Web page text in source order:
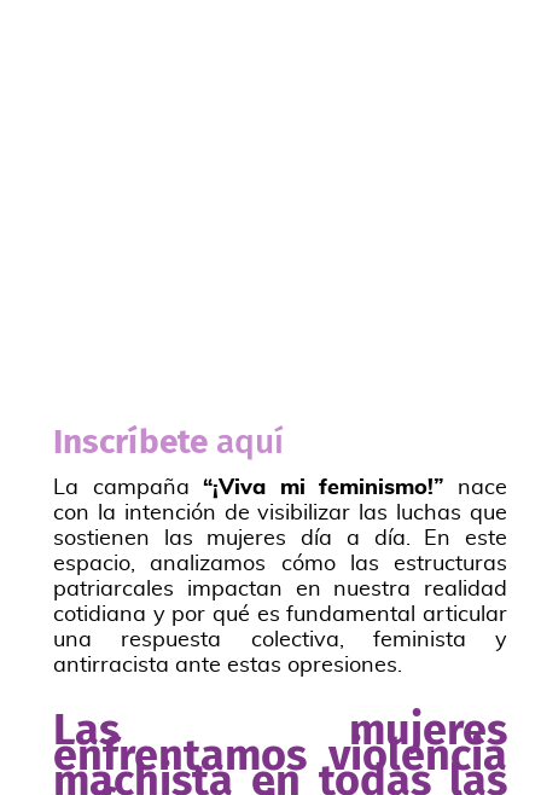
Inscríbete aquí
La campaña“¡Viva mi feminismo!” nace
con la intención de visibilizar las luchas que
sostienen las mujeres día a día. En este
espacio, analizamos cómo las estructuras
patriarcales impactan en nuestra realidad
cotidiana y por qué es fundamental articular
una respuesta colectiva, feminista y
antirracista ante estas opresiones.
Las mujeres
enfrentamos violencia
machista en todas las